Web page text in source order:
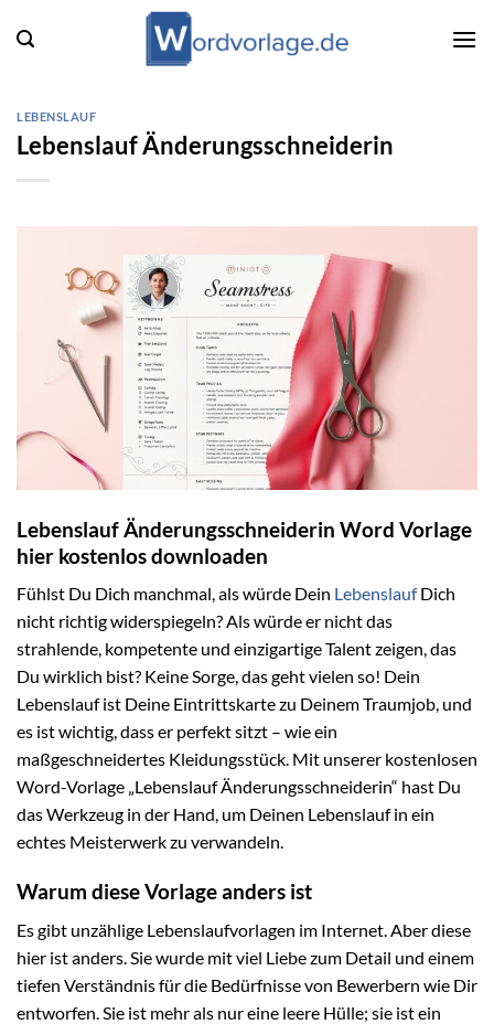
Inhalt
LEBENSLAUF
Lebenslauf Änderungsschneiderin
Lebenslauf Änderungsschneiderin Word Vorlage
hier kostenlos downloaden
Fühlst Du Dich manchmal, als würde Dein LebenslaufDich
nicht richtig widerspiegeln? Als würde er nicht das
strahlende, kompetente und einzigartige Talent zeigen, das
Du wirklich bist? Keine Sorge, das geht vielen so! Dein
Lebenslauf ist Deine Eintrittskarte zu Deinem Traumjob, und
es ist wichtig, dass er perfekt sitzt – wie ein
maßgeschneidertes Kleidungsstück. Mit unserer kostenlosen
Word-Vorlage „Lebenslauf Änderungsschneiderin“ hast Du
das Werkzeug in der Hand, um Deinen Lebenslauf in ein
echtes Meisterwerk zu verwandeln.
Warum diese Vorlage anders ist
Es gibt unzählige Lebenslaufvorlagen im Internet. Aber diese
hier ist anders. Sie wurde mit viel Liebe zum Detail und einem
tiefen Verständnis für die Bedürfnisse von Bewerbern wie Dir
entworfen. Sie ist mehr als nur eine leere Hülle; sie ist ein